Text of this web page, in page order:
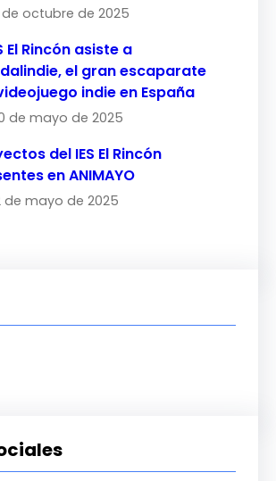
de octubre de 2025
El Rincón asiste a
el gran escaparate
indie en España
de mayo de 2025
del IES El Rincón
en ANIMAYO
de mayo de 2025